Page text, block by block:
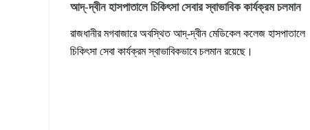
আদ্-দ্বীন হাসপাতালে চিকিৎসা সেবার স্বাভাবিক কার্যক্রম চলমান
রাজধানীর মগবাজারে অবস্থিত আদ্-দ্বীন মেডিকেল কলেজ হাসপাতালে
চিকিৎসা সেবা কার্যক্রম স্বাভাবিকভাবে চলমান রয়েছে।